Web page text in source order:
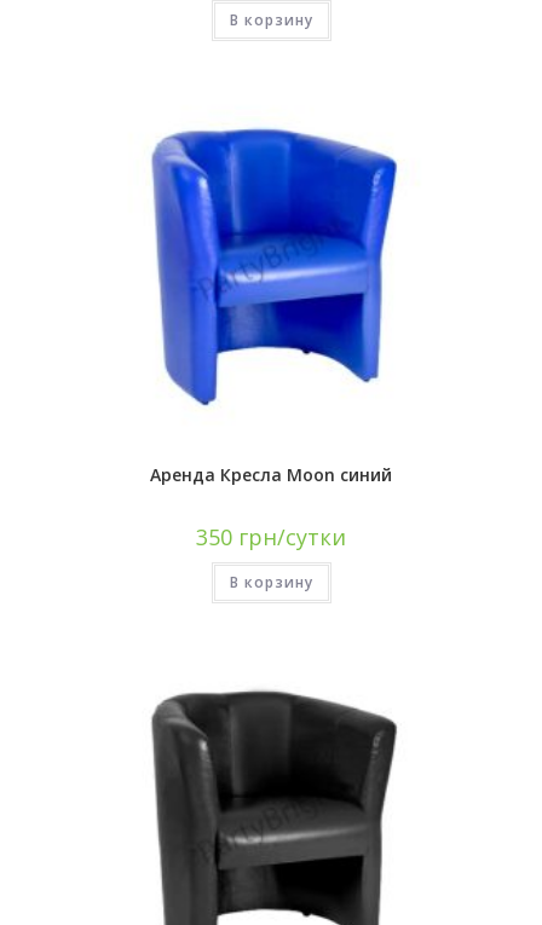
В корзину
Аренда Кресла Moon синий
350 грн/сутки
В корзину